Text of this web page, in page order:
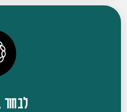
לבחור